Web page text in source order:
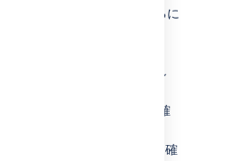
になっていることを確認するに
] に移動し
] が有効になっていることを確
] が有効になっていることを確